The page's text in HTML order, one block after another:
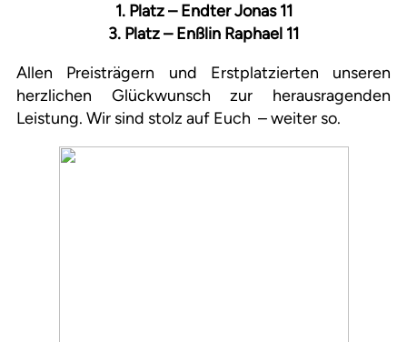
1. Platz – Endter Jonas 11
3. Platz – Enßlin Raphael 11
Allen Preisträgern und Erstplatzierten unseren
herzlichen Glückwunsch zur herausragenden
Leistung. Wir sind stolz auf Euch – weiter so.